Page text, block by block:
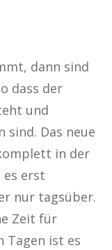
dann sind
dass der
und
sind. Das neue
in der
es erst
nur tagsüber.
Zeit für
Tagen ist es